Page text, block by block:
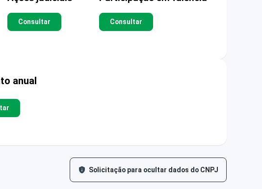
Consultar Consultar
anual
Solicitação para ocultar dados do CNPJ